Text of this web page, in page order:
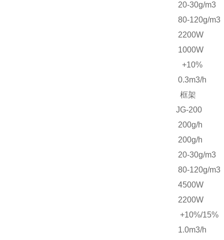
20-30g/m3
80-120g/m3
2200W
1000W
+10%
0.3m3/h
框架
JG-200
200g/h
200g/h
20-30g/m3
80-120g/m3
4500W
2200W
+10%/15%
1.0m3/h